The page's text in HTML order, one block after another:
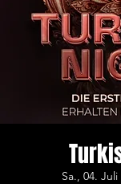
Sa., 04. Juli